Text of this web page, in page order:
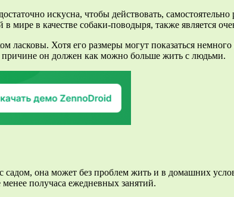
искусна, чтобы действовать,
мире в качестве собаки-поводыря, также является
ласковы. Хотя его размеры могут показаться
причине он должен как можно больше жить с людьми.
садом, она может без проблем жить и в домашних
получаса ежедневных занятий.